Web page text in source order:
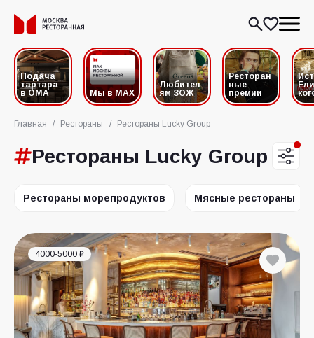
Подача
тартара
в ОМА
Мы в MAX
Любител
ям ЗОЖ
Ресторан
ные
премии
Главная / Рестораны / Рестораны Lucky Group
Рестораны Lucky Group
Рестораны морепродуктов Мясные рестораны
4000-5000 ₽